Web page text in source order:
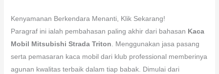
Kenyamanan Berkendara Menanti, Klik Sekarang!
Paragraf ini ialah pembahasan paling akhir dari bahasan Kaca
Mobil Mitsubishi Strada Triton . Menggunakan jasa pasang
serta pemasaran kaca mobil dari klub professional memberinya
agunan kwalitas terbaik dalam tiap babak. Dimulai dari